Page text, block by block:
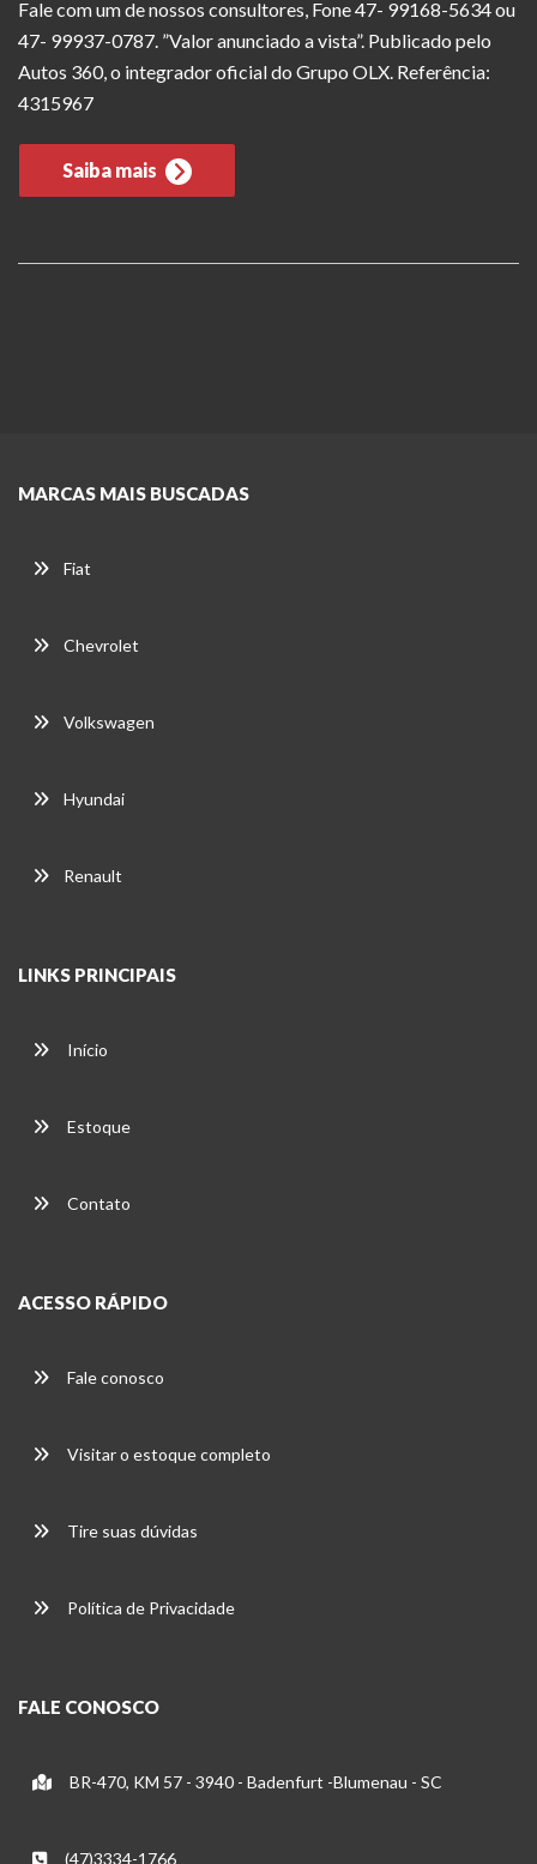
Fale com um de nossos consultores, Fone 47- 99168-5634 ou
47- 99937-0787. ”Valor anunciado a vista”. Publicado pelo
Autos 360, o integrador oficial do Grupo OLX. Referência:
4315967
Saiba mais
MARCAS MAIS BUSCADAS
Fiat
Chevrolet
Volkswagen
Hyundai
Renault
LINKS PRINCIPAIS
Início
Estoque
Contato
ACESSO RÁPIDO
Fale conosco
Visitar o estoque completo
Tire suas dúvidas
Política de Privacidade
FALE CONOSCO
BR-470, KM 57 - 3940 - Badenfurt -Blumenau - SC
(47)3334-1766